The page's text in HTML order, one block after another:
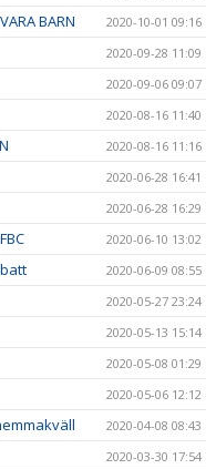
BARN 2020-10-01 09:16
2020-09-28 11:09
2020-09-06 09:07
2020-08-16 11:40
2020-08-16 11:16
2020-06-28 16:41
2020-06-28 16:29
2020-06-10 13:02
2020-06-09 08:55
2020-05-27 23:24
2020-05-13 15:14
2020-05-08 01:29
2020-05-06 12:12
2020-04-08 08:43
2020-03-30 17:54